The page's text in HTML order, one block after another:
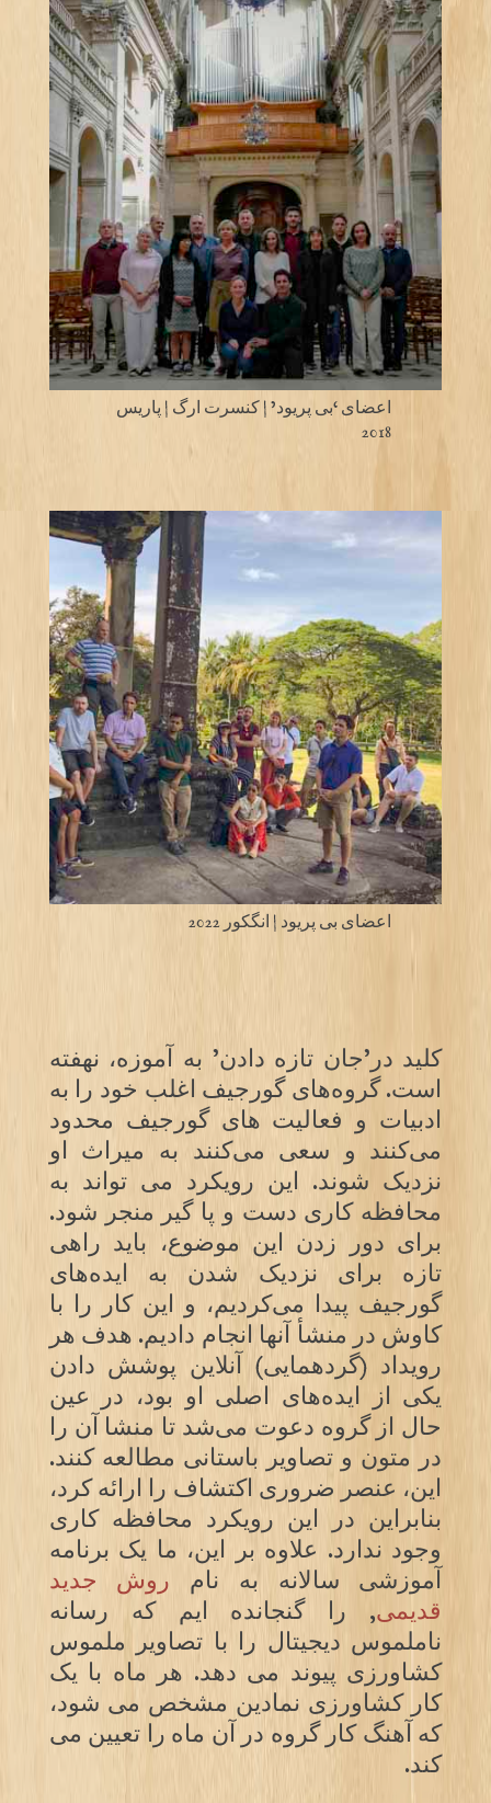
اعضای ‘بی پریود’ | کنسرت ارگ | پاریس
2018
اعضای بی پریود | انگکور 2022
کلید در’جان تازه دادن’ به آموزه، نهفته
است. گروه‌های گورجیف اغلب خود را به
ادبیات و فعالیت های گورجیف محدود
می‌کنند و سعی می‌کنند به میراث او
نزدیک شوند. این رویکرد می تواند به
محافظه کاری دست و پا گیر منجر شود.
برای دور زدن این موضوع، باید راهی
تازه برای نزدیک شدن به ایده‌های
گورجیف پیدا می‌کردیم، و این کار را با
کاوش در منشأ آنها انجام دادیم. هدف هر
رویداد (گردهمایی) آنلاین پوشش دادن
یکی از ایده‌های اصلی او بود، در عین
حال از گروه دعوت می‌شد تا منشا آن را
در متون و تصاویر باستانی مطالعه کنند.
این، عنصر ضروری اکتشاف را ارائه کرد،
بنابراین در این رویکرد محافظه کاری
وجود ندارد. علاوه بر این، ما یک برنامه
آموزشی سالانه به نام روش جدید
قدیمی, را گنجانده ایم که رسانه
ناملموس دیجیتال را با تصاویر ملموس
کشاورزی پیوند می دهد. هر ماه با یک
کار کشاورزی نمادین مشخص می شود،
که آهنگ کار گروه در آن ماه را تعیین می
کند.